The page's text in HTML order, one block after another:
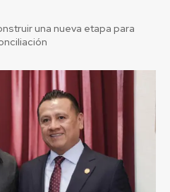
una nueva etapa para